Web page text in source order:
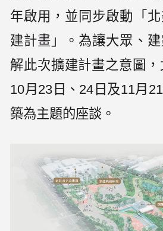
年啟用，並同步啟動「
建計畫」。為讓大眾、
解此次擴建計畫之意圖
10月23日、24日及11月
築為主題的座談。